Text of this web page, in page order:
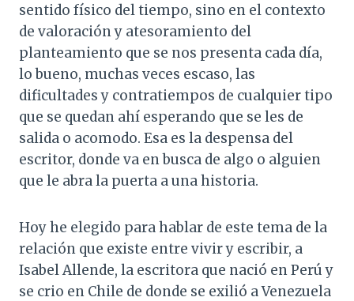
sentido físico del tiempo, sino en el contexto
de valoración y atesoramiento del
planteamiento que se nos presenta cada día,
lo bueno, muchas veces escaso, las
dificultades y contratiempos de cualquier tipo
que se quedan ahí esperando que se les de
salida o acomodo. Esa es la despensa del
escritor, donde va en busca de algo o alguien
que le abra la puerta a una historia.
Hoy he elegido para hablar de este tema de la
relación que existe entre vivir y escribir, a
Isabel Allende, la escritora que nació en Perú y
se crio en Chile de donde se exilió a Venezuela